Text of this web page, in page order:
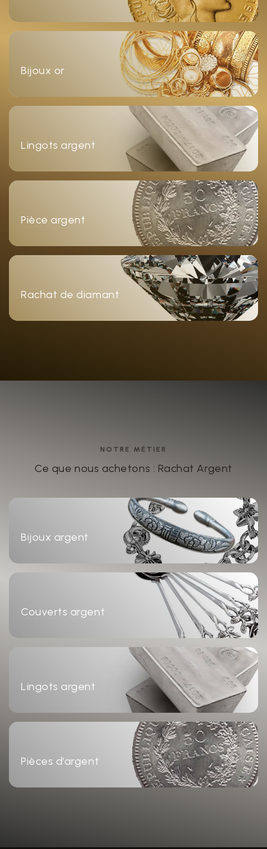
Bijoux or
Lingots argent
Pièce argent
Rachat de diamant
NOTRE MÉTIER
Ce que nous achetons : Rachat Argent
Bijoux argent
Couverts argent
Lingots argent
Pièces d’argent